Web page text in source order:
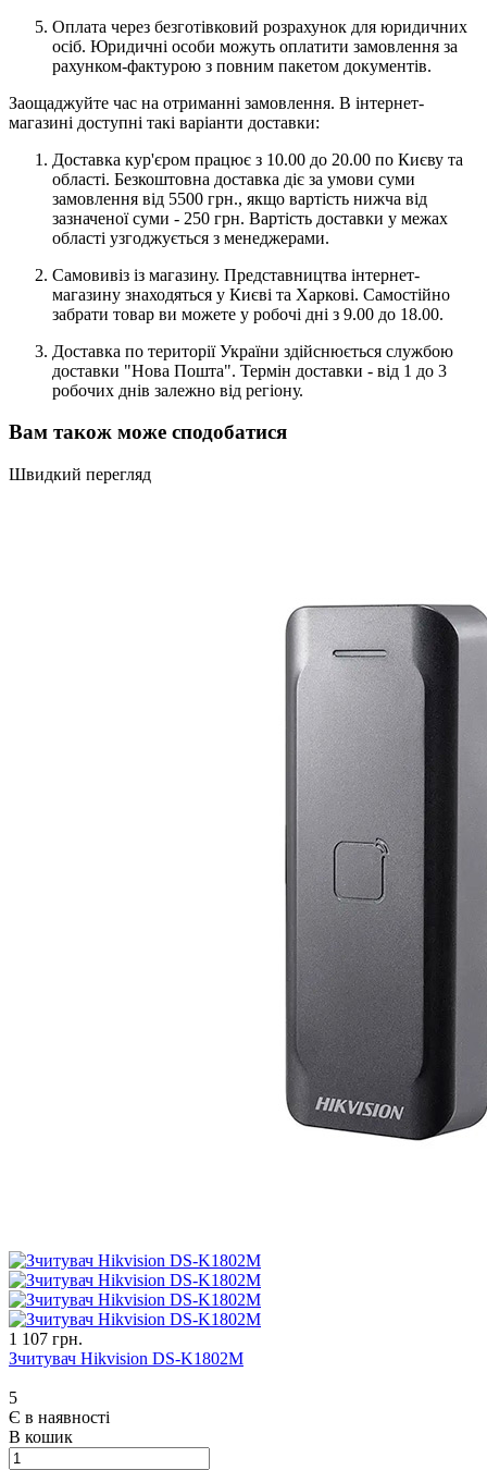
Оплата через безготівковий розрахунок для юридичних
осіб. Юридичні особи можуть оплатити замовлення за
рахунком-фактурою з повним пакетом документів.
Заощаджуйте час на отриманні замовлення. В інтернет-
магазині доступні такі варіанти доставки:
Доставка кур'єром працює з 10.00 до 20.00 по Києву та
області. Безкоштовна доставка діє за умови суми
замовлення від 5500 грн., якщо вартість нижча від
зазначеної суми - 250 грн. Вартість доставки у межах
області узгоджується з менеджерами.
Самовивіз із магазину. Представництва інтернет-
магазину знаходяться у Києві та Харкові. Самостійно
забрати товар ви можете у робочі дні з 9.00 до 18.00.
Доставка по території України здійснюється службою
доставки "Нова Пошта". Термін доставки - від 1 до 3
робочих днів залежно від регіону.
Вам також може сподобатися
Швидкий перегляд
1 107 грн.
Зчитувач Hikvision DS-K1802M
5
Є в наявності
В кошик